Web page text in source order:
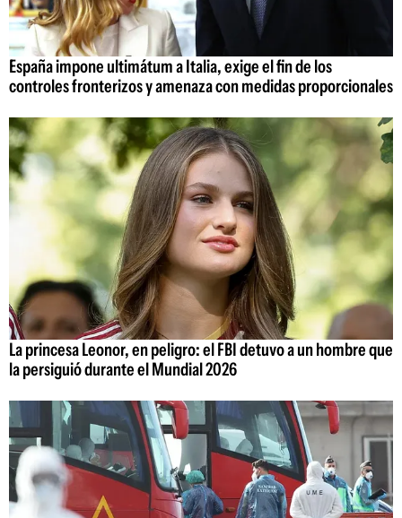
España impone ultimátum a Italia, exige el fin de los
controles fronterizos y amenaza con medidas proporcionales
La princesa Leonor, en peligro: el FBI detuvo a un hombre que
la persiguió durante el Mundial 2026